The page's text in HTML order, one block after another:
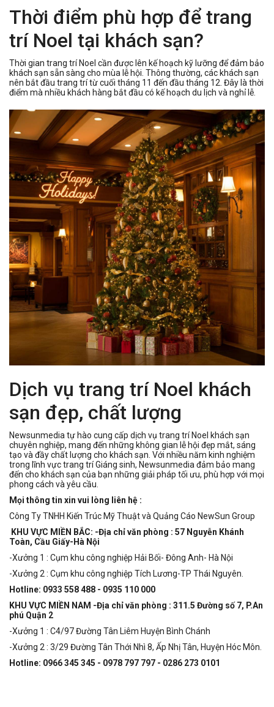
Thời điểm phù hợp để trang
trí Noel tại khách sạn?
Thời gian trang trí Noel cần được lên kế hoạch kỹ lưỡng để đảm bảo
khách sạn sẵn sàng cho mùa lễ hội. Thông thường, các khách sạn
nên bắt đầu trang trí từ cuối tháng 11 đến đầu tháng 12. Đây là thời
điểm mà nhiều khách hàng bắt đầu có kế hoạch du lịch và nghỉ lễ.
Dịch vụ trang trí Noel khách
sạn đẹp, chất lượng
Newsunmedia tự hào cung cấp dịch vụ trang trí Noel khách sạn
chuyên nghiệp, mang đến những không gian lễ hội đẹp mắt, sáng
tạo và đầy chất lượng cho khách sạn. Với nhiều năm kinh nghiệm
trong lĩnh vực trang trí Giáng sinh, Newsunmedia đảm bảo mang
đến cho khách sạn của bạn những giải pháp tối ưu, phù hợp với mọi
phong cách và yêu cầu.
Mọi thông tin xin vui lòng liên hệ :
Công Ty TNHH Kiến Trúc Mỹ Thuật và Quảng Cáo NewSun Group
KHU VỰC MIỀN BẮC: -Địa chỉ văn phòng : 57 Nguyễn Khánh
Toàn, Cầu Giấy-Hà Nội
-Xưởng 1 : Cụm khu công nghiệp Hải Bối- Đông Anh- Hà Nội
-Xưởng 2 : Cụm khu công nghiệp Tích Lương-TP Thái Nguyên.
Hotline: 0933 558 488 - 0935 110 000
KHU VỰC MIỀN NAM -Địa chỉ văn phòng : 311.5 Đường số 7, P.An
phú Quận 2
-Xưởng 1 : C4/97 Đường Tân Liêm Huyện Bình Chánh
-Xưởng 2 : 3/29 Đường Tân Thới Nhì 8, Ấp Nhị Tân, Huyện Hóc Môn.
Hotline: 0966 345 345 - 0978 797 797 - 0286 273 0101